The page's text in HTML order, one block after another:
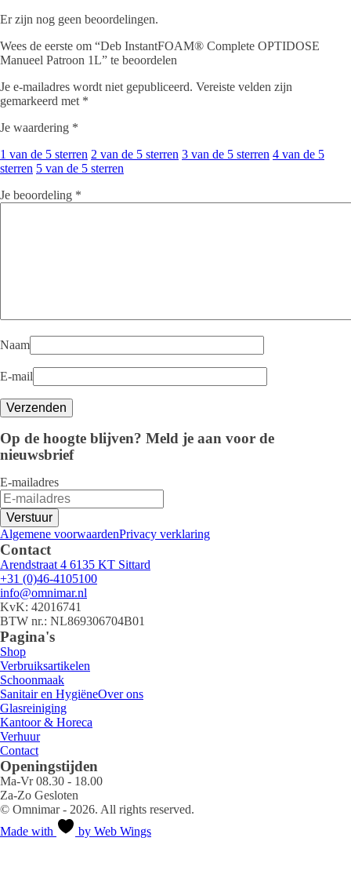
Er zijn nog geen beoordelingen.
Wees de eerste om “Deb InstantFOAM® Complete OPTIDOSE
Manueel Patroon 1L” te beoordelen
Je e-mailadres wordt niet gepubliceerd. Vereiste velden zijn
gemarkeerd met *
Je waardering *
1 van de 5 sterren 2 van de 5 sterren 3 van de 5 sterren 4 van de 5
sterren 5 van de 5 sterren
Je beoordeling *
Naam
E-mail
Op de hoogte blijven? Meld je aan voor de
nieuwsbrief
E-mailadres
Verstuur
Algemene voorwaardenPrivacy verklaring
Contact
Arendstraat 4 6135 KT Sittard
+31 (0)46-4105100
info@omnimar.nl
KvK: 42016741
BTW nr.: NL869306704B01
Pagina's
Shop
Verbruiksartikelen
Schoonmaak
Sanitair en HygiëneOver ons
Glasreiniging
Kantoor & Horeca
Verhuur
Contact
Openingstijden
Ma-Vr 08.30 - 18.00
Za-Zo Gesloten
© Omnimar - 2026. All rights reserved.
Made with
by Web Wings